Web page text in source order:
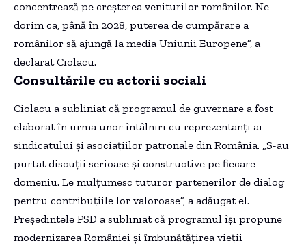
concentrează pe creșterea veniturilor românilor. Ne
dorim ca, până în 2028, puterea de cumpărare a
românilor să ajungă la media Uniunii Europene”, a
declarat Ciolacu.
Consultările cu actorii sociali
Ciolacu a subliniat că programul de guvernare a fost
elaborat în urma unor întâlniri cu reprezentanți ai
sindicatului și asociațiilor patronale din România. „S-au
purtat discuții serioase și constructive pe fiecare
domeniu. Le mulțumesc tuturor partenerilor de dialog
pentru contribuțiile lor valoroase”, a adăugat el.
Președintele PSD a subliniat că programul își propune
modernizarea României și îmbunătățirea vieții